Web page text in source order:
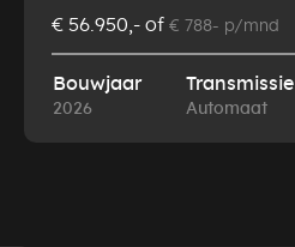
€ 56.950,- of € 788- p/mnd
Bouwjaar
2026
Transmissie
Automaat